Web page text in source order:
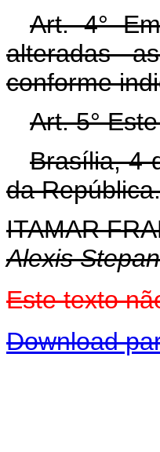
Art. 4°
alteradas
conforme
Art. 5°
Brasília, 4
da República.
ITAMAR
Alexis
Este texto
Download